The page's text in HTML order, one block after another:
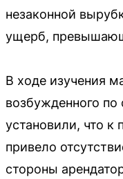
незаконной
ущерб,
В ходе изучения
возбужденного по
установили, что
привело
стороны